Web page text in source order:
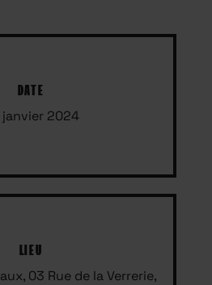
DATE
2024
LIEU
03 Rue de la Verrerie,